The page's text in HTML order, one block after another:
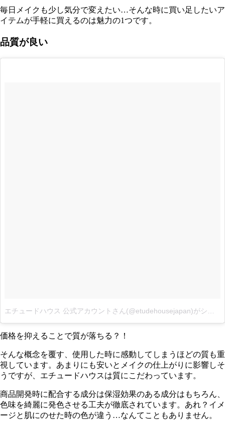
毎日メイクも少し気分で変えたい…そんな時に買い足したいア
イテムが手軽に買えるのは魅力の1つです。
品質が良い
価格を抑えることで質が落ちる？！
そんな概念を覆す、使用した時に感動してしまうほどの質も重
視しています。あまりにも安いとメイクの仕上がりに影響しそ
うですが、エチュードハウスは質にこだわっています。
商品開発時に配合する成分は保湿効果のある成分はもちろん、
色味を綺麗に発色させる工夫が徹底されています。あれ？イメ
ージと肌にのせた時の色が違う…なんてこともありません。